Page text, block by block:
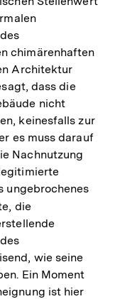
chimärenhaften
Architektur
dass die
nicht
keinesfalls zur
es muss darauf
Nachnutzung
ungebrochenes
die
wie seine
Ein Moment
ist hier